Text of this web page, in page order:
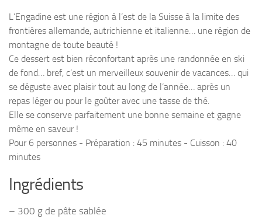
L’Engadine est une région à l’est de la Suisse à la limite des
frontières allemande, autrichienne et italienne… une région de
montagne de toute beauté !
Ce dessert est bien réconfortant après une randonnée en ski
de fond… bref, c’est un merveilleux souvenir de vacances… qui
se déguste avec plaisir tout au long de l’année… après un
repas léger ou pour le goûter avec une tasse de thé.
Elle se conserve parfaitement une bonne semaine et gagne
même en saveur !
Pour 6 personnes - Préparation : 45 minutes - Cuisson : 40
minutes
Ingrédients
– 300 g de pâte sablée